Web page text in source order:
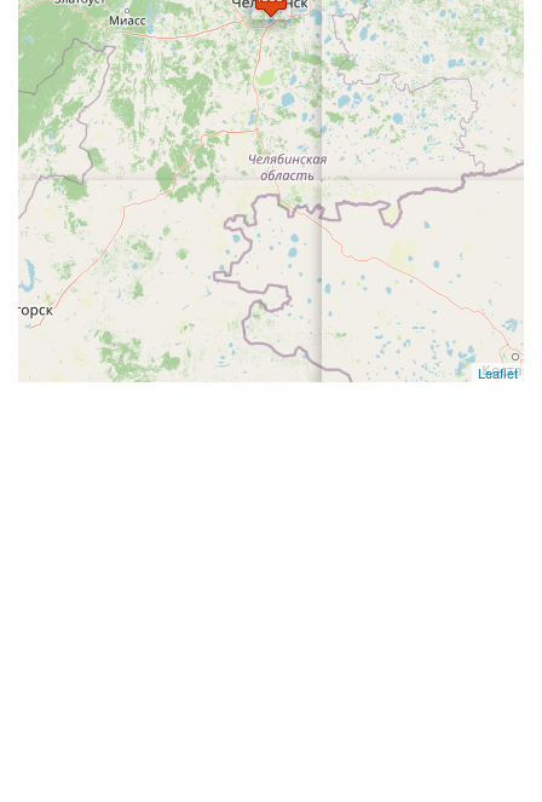
Leaflet